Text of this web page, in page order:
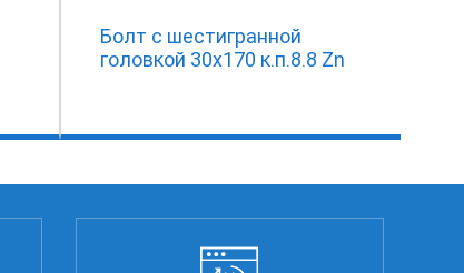
Болт с шестигранной
головкой 30х170 к.п.8.8 Zn